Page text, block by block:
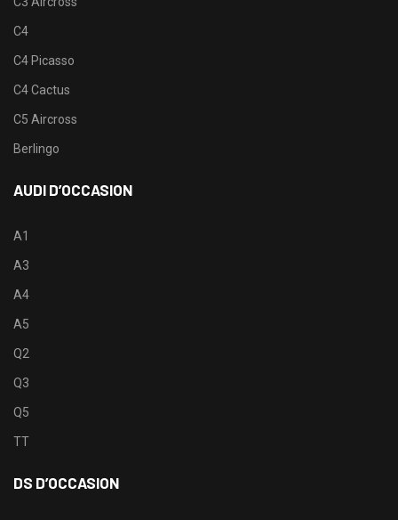
C4
C4 Picasso
C4 Cactus
C5 Aircross
Berlingo
AUDI D’OCCASION
A1
A3
A4
A5
Q2
Q3
Q5
TT
DS D’OCCASION